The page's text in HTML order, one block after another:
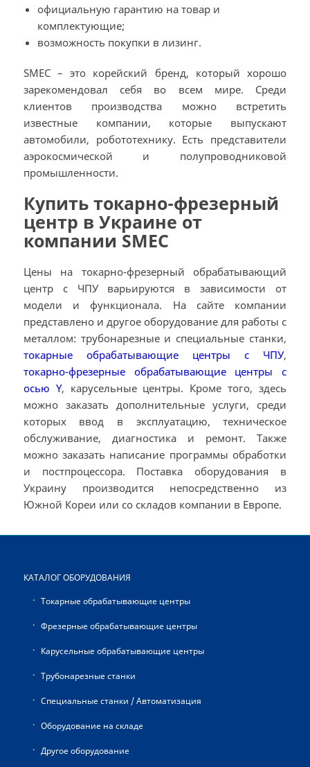
официальную гарантию на товар и
комплектующие;
возможность покупки в лизинг.
SMEC – это корейский бренд, который хорошо
зарекомендовал себя во всем мире. Среди
клиентов производства можно встретить
известные компании, которые выпускают
автомобили, робототехнику. Есть представители
аэрокосмической и полупроводниковой
промышленности.
Купить токарно-фрезерный
центр в Украине от
компании SMEC
Цены на токарно-фрезерный обрабатывающий
центр с ЧПУ варьируются в зависимости от
модели и функционала. На сайте компании
представлено и другое оборудование для работы с
металлом: трубонарезные и специальные станки,
токарные обрабатывающие центры с ЧПУ,
токарно-фрезерные обрабатывающие центры с
осью Y, карусельные центры. Кроме того, здесь
можно заказать дополнительные услуги, среди
которых ввод в эксплуатацию, техническое
обслуживание, диагностика и ремонт. Также
можно заказать написание программы обработки
и постпроцессора. Поставка оборудования в
Украину производится непосредственно из
Южной Кореи или со складов компании в Европе.
КАТАЛОГ ОБОРУДОВАНИЯ
Токарные обрабатывающие центры
Фрезерные обрабатывающие центры
Карусельные обрабатывающие центры
Трубонарезные станки
Специальные станки / Автоматизация
Оборудование на складе
Другое оборудование